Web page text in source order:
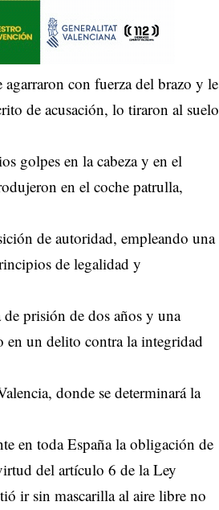
agarraron con fuerza del brazo y le
de acusación, lo tiraron al suelo
golpes en la cabeza y en el
en el coche patrulla,
de autoridad, empleando una
de legalidad y
prisión de dos años y una
en un delito contra la integridad
donde se determinará la
en toda España la obligación de
del artículo 6 de la Ley
ir sin mascarilla al aire libre no